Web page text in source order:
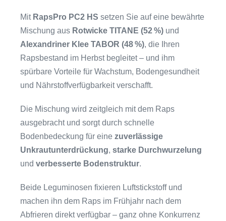
Mit RapsPro PC2 HS setzen Sie auf eine bewährte
Mischung aus Rotwicke TITANE (52 %) und
Alexandriner Klee TABOR (48 %), die Ihren
Rapsbestand im Herbst begleitet – und ihm
spürbare Vorteile für Wachstum, Bodengesundheit
und Nährstoffverfügbarkeit verschafft.
Die Mischung wird zeitgleich mit dem Raps
ausgebracht und sorgt durch schnelle
Bodenbedeckung für eine zuverlässige
Unkrautunterdrückung, starke Durchwurzelung
und verbesserte Bodenstruktur.
Beide Leguminosen fixieren Luftstickstoff und
machen ihn dem Raps im Frühjahr nach dem
Abfrieren direkt verfügbar – ganz ohne Konkurrenz